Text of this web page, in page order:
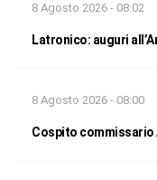
8 Agosto 2026 - 08:02
Latronico: auguri
8 Agosto 2026 - 08:00
Cospito commissario